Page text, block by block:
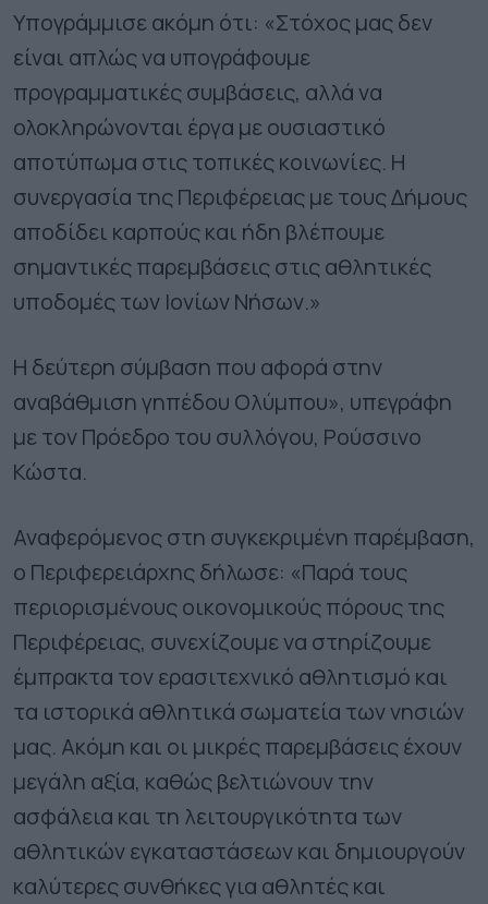
Υπογράμμισε ακόμη ότι: «Στόχος μας δεν
είναι απλώς να υπογράφουμε
προγραμματικές συμβάσεις, αλλά να
ολοκληρώνονται έργα με ουσιαστικό
αποτύπωμα στις τοπικές κοινωνίες. Η
συνεργασία της Περιφέρειας με τους Δήμους
αποδίδει καρπούς και ήδη βλέπουμε
σημαντικές παρεμβάσεις στις αθλητικές
υποδομές των Ιονίων Νήσων.»
Η δεύτερη σύμβαση που αφορά στην
αναβάθμιση γηπέδου Ολύμπου», υπεγράφη
με τον Πρόεδρο του συλλόγου, Ρούσσινο
Κώστα.
Αναφερόμενος στη συγκεκριμένη παρέμβαση,
ο Περιφερειάρχης δήλωσε: «Παρά τους
περιορισμένους οικονομικούς πόρους της
Περιφέρειας, συνεχίζουμε να στηρίζουμε
έμπρακτα τον ερασιτεχνικό αθλητισμό και
τα ιστορικά αθλητικά σωματεία των νησιών
μας. Ακόμη και οι μικρές παρεμβάσεις έχουν
μεγάλη αξία, καθώς βελτιώνουν την
ασφάλεια και τη λειτουργικότητα των
αθλητικών εγκαταστάσεων και δημιουργούν
καλύτερες συνθήκες για αθλητές και